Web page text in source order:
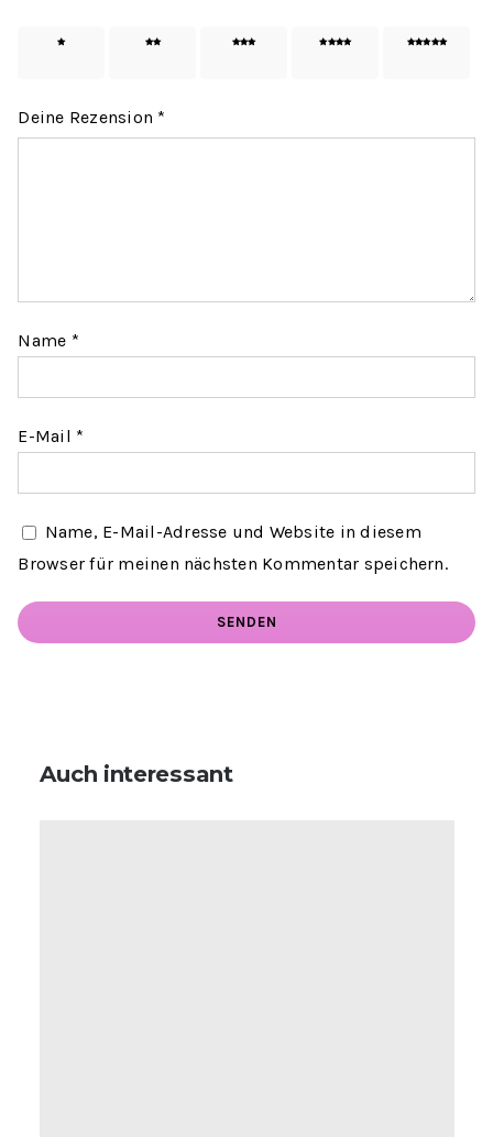
1 von
2 von
3 von
4 von
5 von
Deine Rezension *
Name *
E-Mail *
Name, E-Mail-Adresse und Website in diesem
Browser für meinen nächsten Kommentar speichern.
Auch interessant